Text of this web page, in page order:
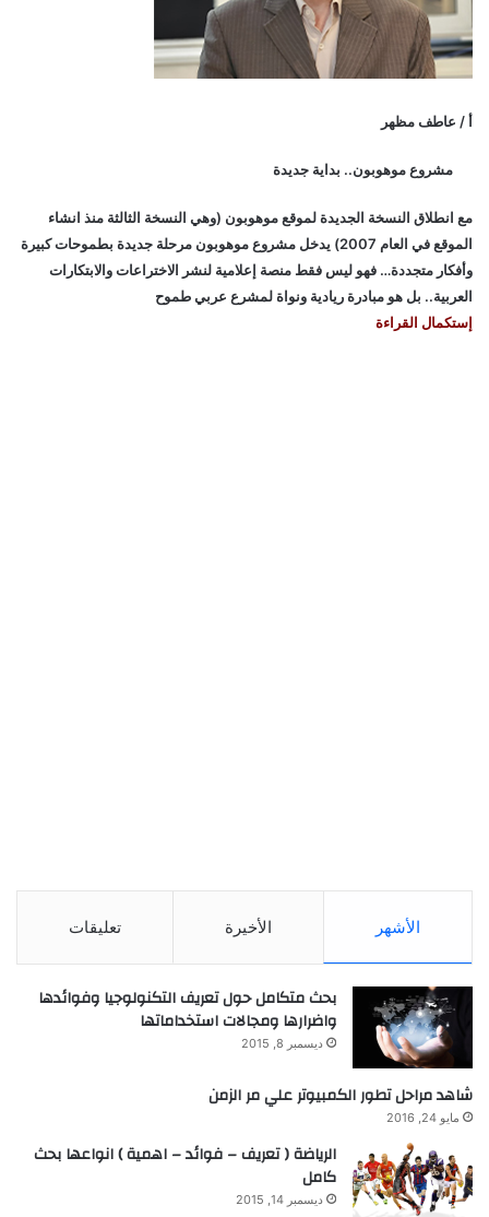
أ / عاطف مظهر
مشروع موهوبون.. بداية جديدة
مع انطلاق النسخة الجديدة لموقع موهوبون (وهي النسخة الثالثة منذ انشاء
الموقع في العام 2007) يدخل مشروع موهوبون مرحلة جديدة بطموحات كبيرة
وأفكار متجددة… فهو ليس فقط منصة إعلامية لنشر الاختراعات والابتكارات
العربية.. بل هو مبادرة ريادية ونواة لمشرع عربي طموح
إستكمال القراءة
الأشهر الأخيرة تعليقات
بحث متكامل حول تعريف التكنولوجيا وفوائدها
واضرارها ومجالات استخداماتها
ديسمبر 8, 2015
شاهد مراحل تطور الكمبيوتر علي مر الزمن
مايو 24, 2016
الرياضة ( تعريف – فوائد – اهمية ) انواعها بحث
كامل
ديسمبر 14, 2015